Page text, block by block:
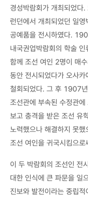
경성박람회가 개최되었
런던에서 개최되었던 일
공예품을 전시하였다.
내국권업박람회의 학술
함께 조선 여인 2명이 매
동안 전시되었다가 오사
철회되었다. 그 후 1907
조선관에 부속된 수정관
보고 충격을 받은 조선 유
노력했으나 해결하지 못
조선 여인을 귀국시킴으로
이 두 박람회의 조선인 전
대한 인식에 큰 파문을 일
진보와 발전이라는 중립